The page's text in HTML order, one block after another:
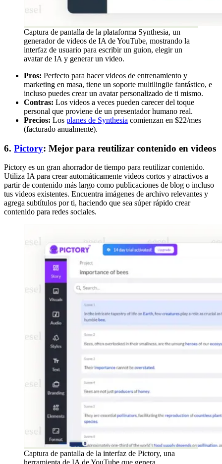
Captura de pantalla de la plataforma Synthesia, un
generador de videos de IA de YouTube, mostrando la
interfaz de usuario para escribir un guion, elegir un
avatar de IA y generar un video.
Pros: Perfecto para hacer videos de entrenamiento y
marketing en masa, tiene un soporte multilingüe fantástico, e
incluso puedes crear un avatar personalizado de ti mismo.
Contras: Los videos a veces pueden carecer del toque
personal que proviene de un presentador humano real.
Precios: Los planes de Synthesia comienzan en $22/mes
(facturado anualmente).
6. Pictory: Mejor para reutilizar contenido en videos
Pictory es un gran ahorrador de tiempo para reutilizar contenido.
Utiliza IA para crear automáticamente videos cortos y atractivos a
partir de contenido más largo como publicaciones de blog o incluso
tus videos existentes. Encuentra imágenes de archivo relevantes y
agrega subtítulos por ti, haciendo que sea súper rápido crear
contenido para redes sociales.
Captura de pantalla de la interfaz de Pictory, una